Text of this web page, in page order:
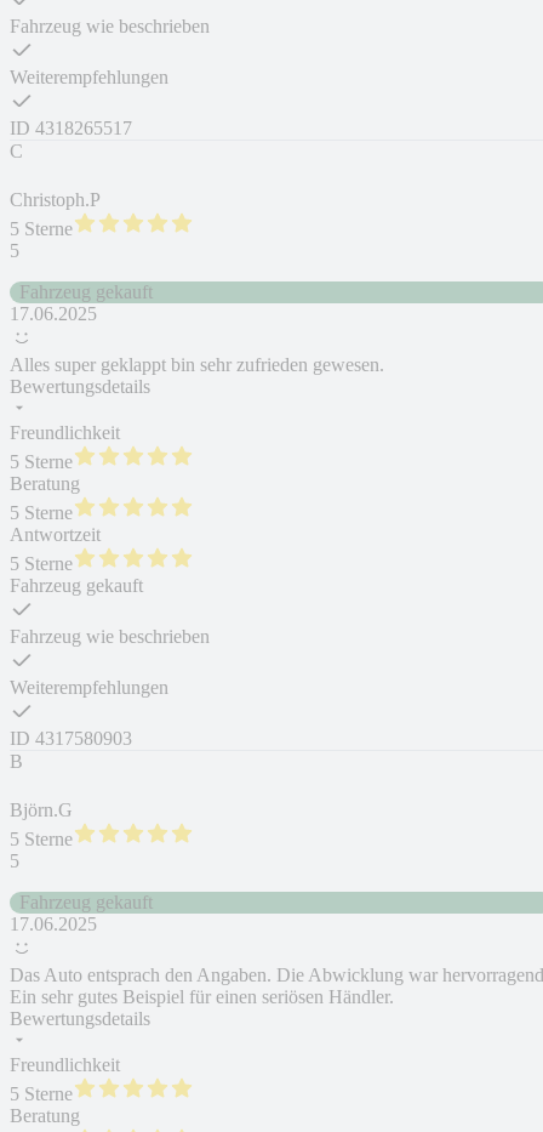
Fahrzeug wie beschrieben
Weiterempfehlungen
ID 4318265517
C
Christoph.P
5 Sterne
5
Fahrzeug gekauft
17.06.2025
Alles super geklappt bin sehr zufrieden gewesen.
Bewertungsdetails
Freundlichkeit
5 Sterne
Beratung
5 Sterne
Antwortzeit
5 Sterne
Fahrzeug gekauft
Fahrzeug wie beschrieben
Weiterempfehlungen
ID 4317580903
B
Björn.G
5 Sterne
5
Fahrzeug gekauft
17.06.2025
Das Auto entsprach den Angaben. Die Abwicklung war
Ein sehr gutes Beispiel für einen seriösen Händler.
Bewertungsdetails
Freundlichkeit
5 Sterne
Beratung